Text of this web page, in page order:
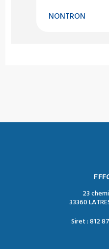
NONTRON
23
33360
Siret : 812